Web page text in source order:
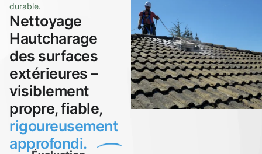
durable.
Nettoyage
Hautcharage
des surfaces
extérieures –
visiblement
propre, fiable,
rigoureusement
approfondi.